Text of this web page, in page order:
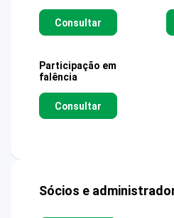
Consultar
Participação em
falência
Consultar
Sócios e